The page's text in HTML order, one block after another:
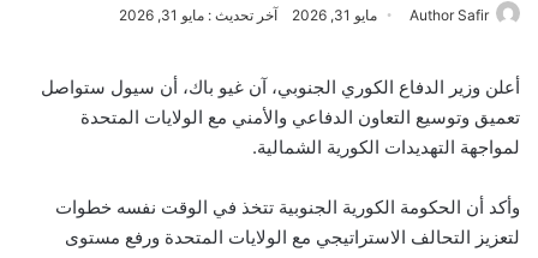
Author Safir مايو 31, 2026 آخر تحديث : مايو 31, 2026
أعلن وزير الدفاع الكوري الجنوبي، آن غيو باك، أن سيول ستواصل
تعميق وتوسيع التعاون الدفاعي والأمني ​​مع الولايات المتحدة
لمواجهة التهديدات الكورية الشمالية.
وأكد أن الحكومة الكورية الجنوبية تتخذ في الوقت نفسه خطوات
لتعزيز التحالف الاستراتيجي مع الولايات المتحدة ورفع مستوى